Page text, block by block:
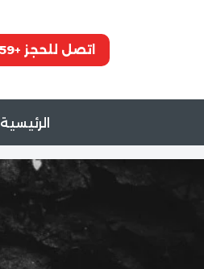
اتصل للحجز +201011322559
الرئيسية